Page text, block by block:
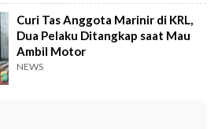
Curi Tas Anggota Marinir di KRL,
Dua Pelaku Ditangkap saat Mau
Ambil Motor
NEWS